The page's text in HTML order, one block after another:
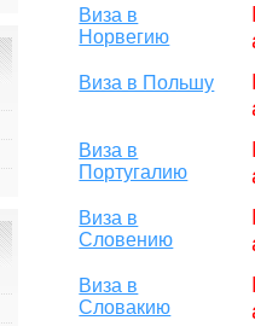
Виза в
Норвегию
Виза в Польшу
Виза в
Португалию
Виза в
Словению
Виза в
Словакию